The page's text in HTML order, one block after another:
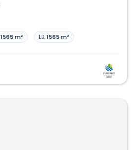
1565 m² LB:1565 m²